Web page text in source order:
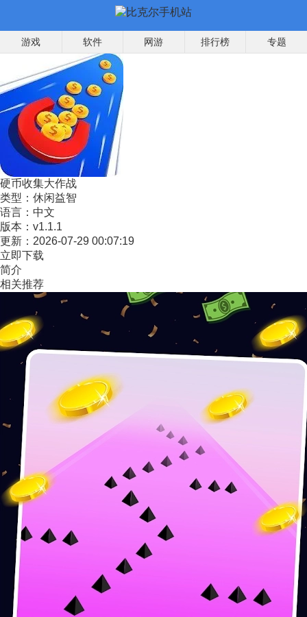
游戏 软件 网游 排行榜 专题
硬币收集大作战
类型： 休闲益智
语言： 中文
版本： v1.1.1
更新： 2026-07-29 00:07:19
立即下载
简介
相关推荐